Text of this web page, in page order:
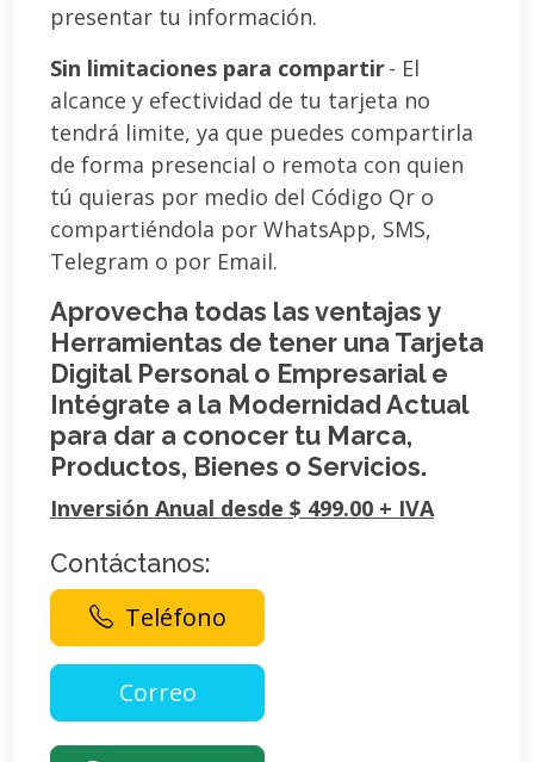
presentar tu información.
Sin limitaciones para compartir- El
alcance y efectividad de tu tarjeta no
tendrá limite, ya que puedes compartirla
de forma presencial o remota con quien
tú quieras por medio del Código Qr o
compartiéndola por WhatsApp, SMS,
Telegram o por Email.
Aprovecha todas las ventajas y
Herramientas de tener una Tarjeta
Digital Personal o Empresarial e
Intégrate a la Modernidad Actual
para dar a conocer tu Marca,
Productos, Bienes o Servicios.
Inversión Anual desde $ 499.00 + IVA
Contáctanos:
Teléfono